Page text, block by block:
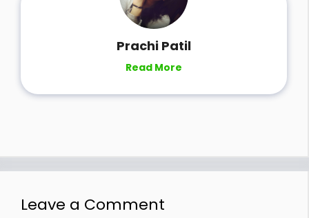
Prachi Patil
Read More
Leave a Comment